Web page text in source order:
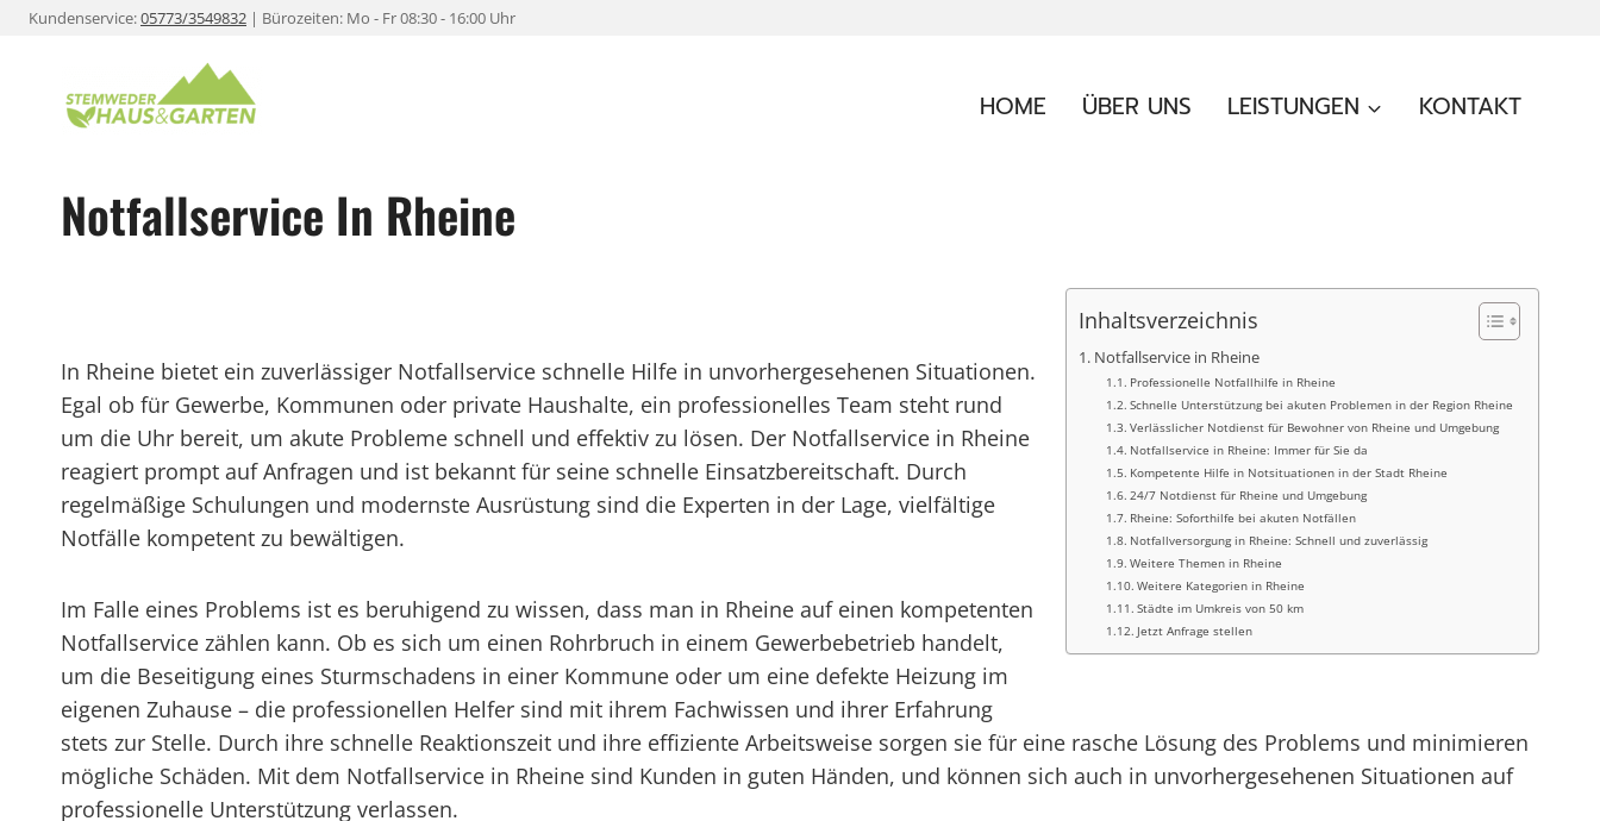
ZumKundenservice:05773/3549832 | Bürozeiten: Mo - Fr 08:30 - 16:00 Uhr
HOME ÜBER UNS LEISTUNGEN KONTAKT
Notfallservice In Rheine
Inhaltsverzeichnis
Notfallservice in Rheine
Professionelle Notfallhilfe in Rheine
Schnelle Unterstützung bei akuten Problemen in der Region Rheine
Verlässlicher Notdienst für Bewohner von Rheine und Umgebung
Notfallservice in Rheine: Immer für Sie da
Kompetente Hilfe in Notsituationen in der Stadt Rheine
24/7 Notdienst für Rheine und Umgebung
Rheine: Soforthilfe bei akuten Notfällen
Notfallversorgung in Rheine: Schnell und zuverlässig
Weitere Themen in Rheine
Weitere Kategorien in Rheine
Städte im Umkreis von 50 km
Jetzt Anfrage stellen
In Rheine bietet ein zuverlässiger Notfallservice schnelle Hilfe in unvorhergesehenen Situationen.
Egal ob für Gewerbe, Kommunen oder private Haushalte, ein professionelles Team steht rund
um die Uhr bereit, um akute Probleme schnell und effektiv zu lösen. Der Notfallservice in Rheine
reagiert prompt auf Anfragen und ist bekannt für seine schnelle Einsatzbereitschaft. Durch
regelmäßige Schulungen und modernste Ausrüstung sind die Experten in der Lage, vielfältige
Notfälle kompetent zu bewältigen.
Im Falle eines Problems ist es beruhigend zu wissen, dass man in Rheine auf einen kompetenten
Notfallservice zählen kann. Ob es sich um einen Rohrbruch in einem Gewerbebetrieb handelt,
um die Beseitigung eines Sturmschadens in einer Kommune oder um eine defekte Heizung im
eigenen Zuhause – die professionellen Helfer sind mit ihrem Fachwissen und ihrer Erfahrung
stets zur Stelle. Durch ihre schnelle Reaktionszeit und ihre effiziente Arbeitsweise sorgen sie für eine rasche Lösung des Problems und minimieren
mögliche Schäden. Mit dem Notfallservice in Rheine sind Kunden in guten Händen, und können sich auch in unvorhergesehenen Situationen auf
professionelle Unterstützung verlassen.